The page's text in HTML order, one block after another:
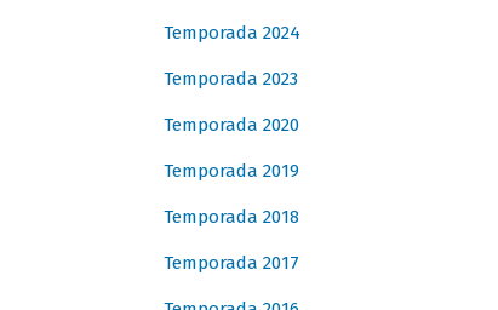
Temporada 2024
Temporada 2023
Temporada 2020
Temporada 2019
Temporada 2018
Temporada 2017